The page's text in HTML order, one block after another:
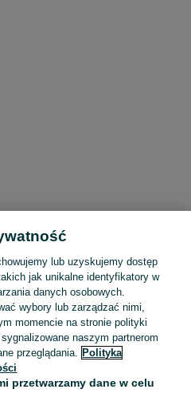
jest już dostępne
lub uzyskujemy dostęp
jak unikalne identyfikatory w
danych osobowych.
wybory lub zarządzać nimi,
momencie na stronie polityki
naszym partnerom
przeglądania. Polityka
przetwarzamy dane w celu